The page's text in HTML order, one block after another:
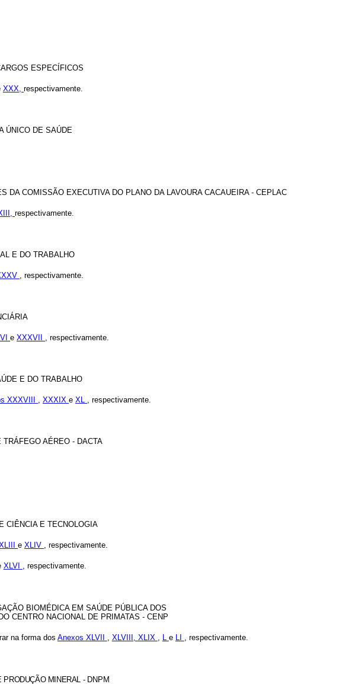
ESPECÍFICOS
XXX, respectivamente.
ÚNICO DE SAÚDE
COMISSÃO EXECUTIVA DO PLANO DA LAVOURA CACAUEIRA - CEPLAC
respectivamente.
E DO TRABALHO
, respectivamente.
e XXXVII , respectivamente.
E DO TRABALHO
XXXVIII XXXIX e XL , respectivamente.
TRÁFEGO AÉREO - DACTA
CIÊNCIA E TECNOLOGIA
e XLIV , respectivamente.
XLVI , respectivamente.
BIOMÉDICA EM SAÚDE PÚBLICA DOS
CENTRO NACIONAL DE PRIMATAS - CENP
na forma dos Anexos XLVII XLVIII, XLIX L e LI , respectivamente.
PRODUÇÃO MINERAL - DNPM